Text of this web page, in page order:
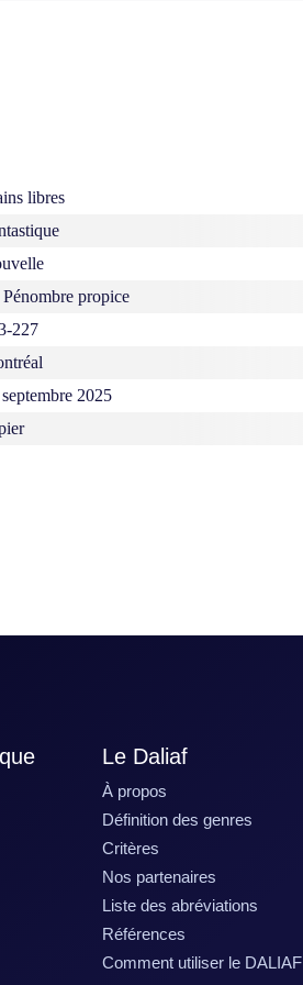
libres
propice
227
2025
Le Daliaf
À propos
Définition des genres
Critères
Nos partenaires
Liste des abréviations
Références
Comment utiliser le DALIAF